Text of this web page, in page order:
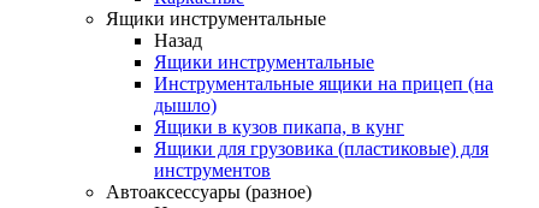
Ящики инструментальные
Назад
Ящики инструментальные
Инструментальные ящики на прицеп (на
дышло)
Ящики в кузов пикапа, в кунг
Ящики для грузовика (пластиковые) для
инструментов
Автоаксессуары (разное)